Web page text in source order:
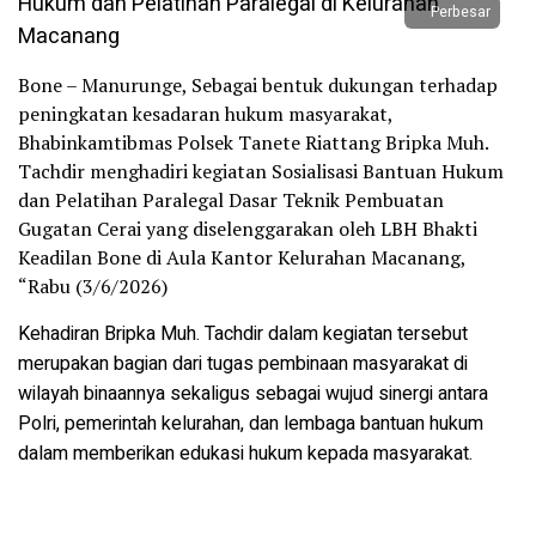
Perbesar
Bone – Manurunge, Sebagai bentuk dukungan terhadap
peningkatan kesadaran hukum masyarakat,
Bhabinkamtibmas Polsek Tanete Riattang Bripka Muh.
Tachdir menghadiri kegiatan Sosialisasi Bantuan Hukum
dan Pelatihan Paralegal Dasar Teknik Pembuatan
Gugatan Cerai yang diselenggarakan oleh LBH Bhakti
Keadilan Bone di Aula Kantor Kelurahan Macanang,
“Rabu (3/6/2026)
Kehadiran Bripka Muh. Tachdir dalam kegiatan tersebut
merupakan bagian dari tugas pembinaan masyarakat di
wilayah binaannya sekaligus sebagai wujud sinergi antara
Polri, pemerintah kelurahan, dan lembaga bantuan hukum
dalam memberikan edukasi hukum kepada masyarakat.